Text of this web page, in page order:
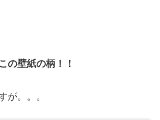
の壁紙の柄！！
が。。。